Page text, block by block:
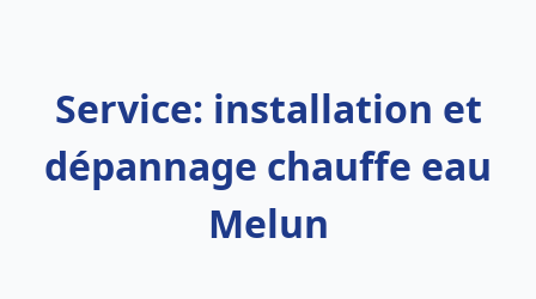
Service: installation et
dépannage chauffe eau
Melun